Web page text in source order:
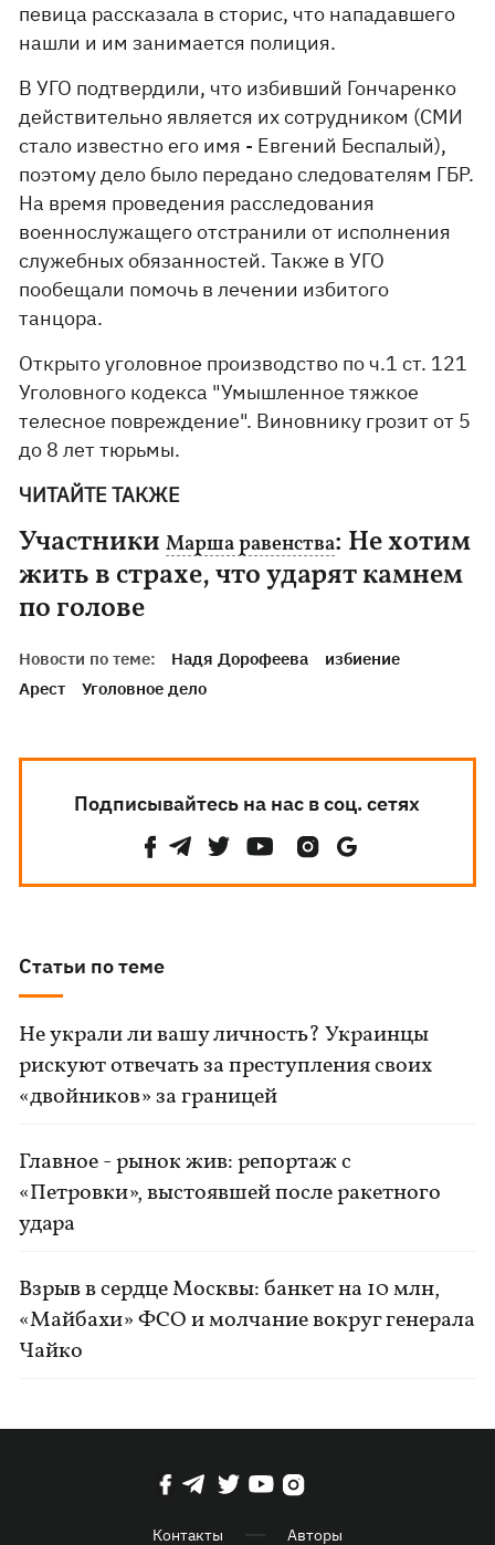
певица рассказала в сторис, что нападавшего
нашли и им занимается полиция.
В УГО подтвердили, что избивший Гончаренко
действительно является их сотрудником (СМИ
стало известно его имя - Евгений Беспалый),
поэтому дело было передано следователям ГБР.
На время проведения расследования
военнослужащего отстранили от исполнения
служебных обязанностей. Также в УГО
пообещали помочь в лечении избитого
танцора.
Открыто уголовное производство по ч.1 ст. 121
Уголовного кодекса "Умышленное тяжкое
телесное повреждение". Виновнику грозит от 5
до 8 лет тюрьмы.
ЧИТАЙТЕ ТАКЖЕ
УчастникиМарша равенства: Не хотим
жить в страхе, что ударят камнем
по голове
Новости по теме: Надя Дорофеева
избиение
Арест
Уголовное дело
Подписывайтесь на нас в соц. сетях
Статьи по теме
Не украли ли вашу личность? Украинцы
рискуют отвечать за преступления своих
«двойников» за границей
Главное - рынок жив: репортаж с
«Петровки», выстоявшей после ракетного
удара
Взрыв в сердце Москвы: банкет на 10 млн,
«Майбахи» ФСО и молчание вокруг генерала
Чайко
Контакты Авторы